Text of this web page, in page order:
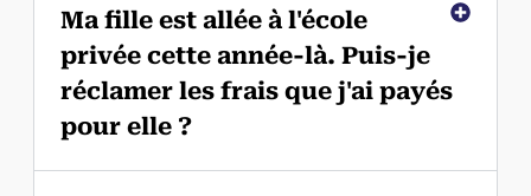
Ma fille est allée à l'école
privée cette année-là. Puis-je
réclamer les frais que j'ai payés
pour elle ?